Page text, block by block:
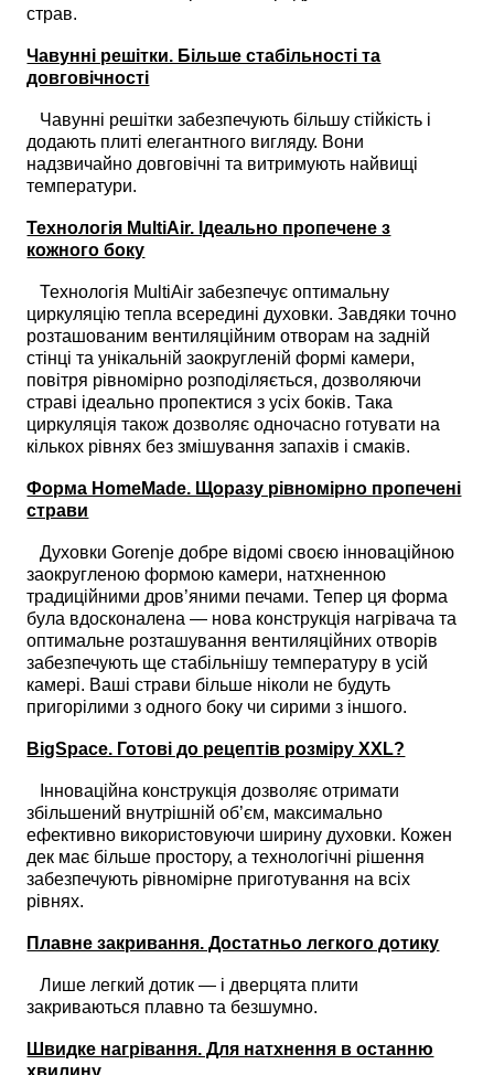
страв.
Чавунні решітки. Більше стабільності та
довговічності
Чавунні решітки забезпечують більшу стійкість і
додають плиті елегантного вигляду. Вони
надзвичайно довговічні та витримують найвищі
температури.
Технологія MultiAir. Ідеально пропечене з
кожного боку
Технологія MultiAir забезпечує оптимальну
циркуляцію тепла всередині духовки. Завдяки точно
розташованим вентиляційним отворам на задній
стінці та унікальній заокругленій формі камери,
повітря рівномірно розподіляється, дозволяючи
страві ідеально пропектися з усіх боків. Така
циркуляція також дозволяє одночасно готувати на
кількох рівнях без змішування запахів і смаків.
Форма HomeMade. Щоразу рівномірно пропечені
страви
Духовки Gorenje добре відомі своєю інноваційною
заокругленою формою камери, натхненною
традиційними дров’яними печами. Тепер ця форма
була вдосконалена — нова конструкція нагрівача та
оптимальне розташування вентиляційних отворів
забезпечують ще стабільнішу температуру в усій
камері. Ваші страви більше ніколи не будуть
пригорілими з одного боку чи сирими з іншого.
BigSpace. Готові до рецептів розміру XXL?
Інноваційна конструкція дозволяє отримати
збільшений внутрішній об’єм, максимально
ефективно використовуючи ширину духовки. Кожен
дек має більше простору, а технологічні рішення
забезпечують рівномірне приготування на всіх
рівнях.
Плавне закривання. Достатньо легкого дотику
Лише легкий дотик — і дверцята плити
закриваються плавно та безшумно.
Швидке нагрівання. Для натхнення в останню